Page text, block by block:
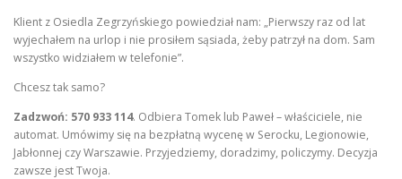
Klient z Osiedla Zegrzyńskiego powiedział nam: „Pierwszy raz od lat
wyjechałem na urlop i nie prosiłem sąsiada, żeby patrzył na dom. Sam
wszystko widziałem w telefonie”.
Chcesz tak samo?
Zadzwoń: 570 933 114. Odbiera Tomek lub Paweł – właściciele, nie
automat. Umówimy się na bezpłatną wycenę w Serocku, Legionowie,
Jabłonnej czy Warszawie. Przyjedziemy, doradzimy, policzymy. Decyzja
zawsze jest Twoja.